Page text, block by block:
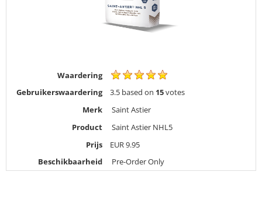
Waardering
Gebruikerswaardering
3.5based on 15votes
Merk
Saint Astier
Product
Saint Astier NHL5
Prijs
EUR9.95
Beschikbaarheid
Pre-Order Only